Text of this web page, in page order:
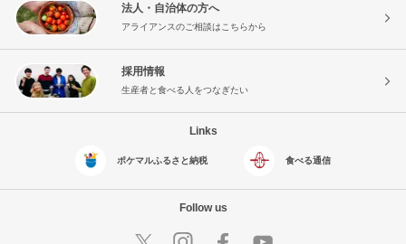
法人・自治体の方へ
アライアンスのご相談はこちらから
採用情報
生産者と食べる人をつなぎたい
Links
ポケマルふるさと納税 食べる通信
Follow us